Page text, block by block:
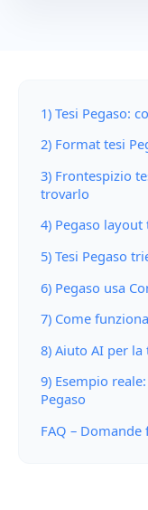
1) Tesi Pegaso:
2) Format tesi
3) Frontespizio
trovarlo
4) Pegaso
5) Tesi Pegaso
6) Pegaso usa
7) Come
8) Aiuto AI per la
9) Esempio
Pegaso
FAQ –